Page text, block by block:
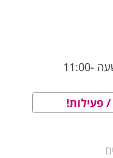
20/3/2011-21/3/2011 בשעה 11:00-
פעילות!